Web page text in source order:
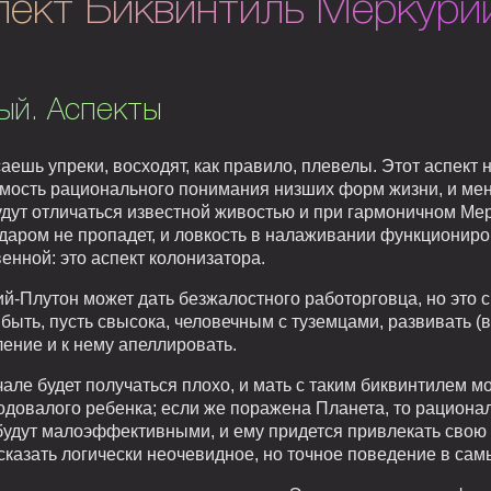
Биквинтиль
Аспекты
упреки, восходят, как правило, плевелы. Этот аспект
рационального понимания низших форм жизни, и
отличаться известной живостью и при гармоничном
не пропадет, и ловкость в налаживании
это аспект колонизатора.
Плутон может дать безжалостного работорговца, но это
пусть свысока, человечным с туземцами, развивать
и к нему апеллировать.
будет получаться плохо, и мать с таким биквинтилем
ребенка; если же поражена Планета, то
малоэффективными, и ему придется привлекать
логически неочевидное, но точное поведение в